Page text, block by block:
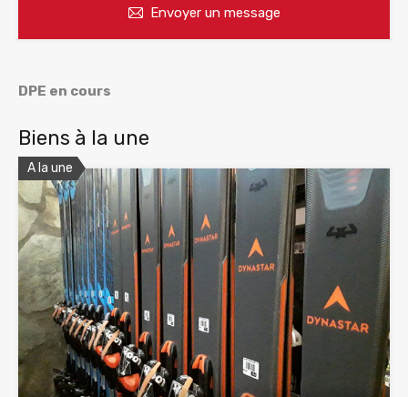
Envoyer un message
DPE en cours
Biens à la une
A la une